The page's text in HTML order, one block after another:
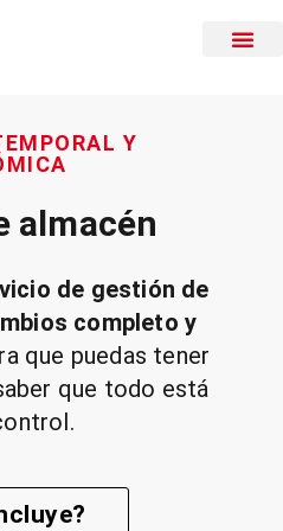
Y
almacén
de gestión de
completo y
que puedas tener
que todo está